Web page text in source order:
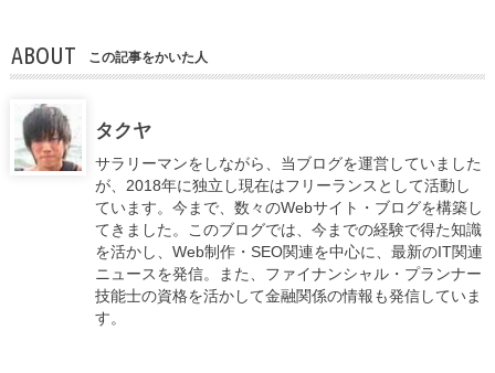
ABOUT この記事をかいた人
タクヤ
サラリーマンをしながら、当ブログを運営していました
が、2018年に独立し現在はフリーランスとして活動し
ています。今まで、数々のWebサイト・ブログを構築し
てきました。このブログでは、今までの経験で得た知識
を活かし、Web制作・SEO関連を中心に、最新のIT関連
ニュースを発信。また、ファイナンシャル・プランナー
技能士の資格を活かして金融関係の情報も発信していま
す。